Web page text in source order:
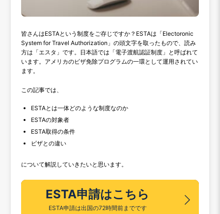
皆さんはESTAという制度をご存じですか？ESTAは「Electoronic
System for Travel Authorization」の頭文字を取ったもので、読み
方は「エスタ」です。日本語では「電子渡航認証制度」と呼ばれて
います。アメリカのビザ免除プログラムの一環として運用されてい
ます。
この記事では、
ESTAとは一体どのような制度なのか
ESTAの対象者
ESTA取得の条件
ビザとの違い
について解説していきたいと思います。
ESTA申請はこちら
ESTA申請は出国の72時間前までです